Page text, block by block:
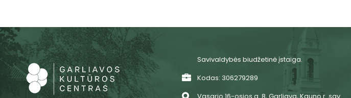
Savivaldybės biudžetinė įstaiga.
Kodas: 306279289